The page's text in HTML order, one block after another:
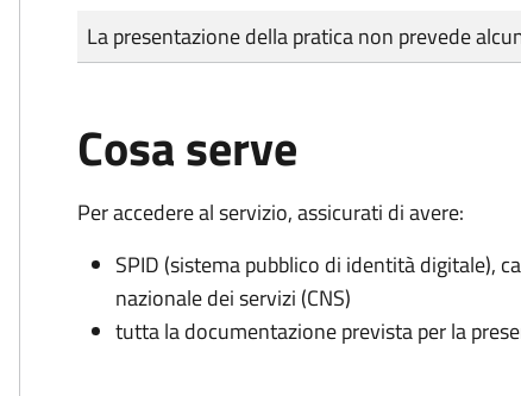
Tipo di pagamento
Importo
La presentazione della pratica non prevede
Cosa serve
Per accedere al servizio, assicurati di avere:
SPID (sistema pubblico di identità digitale),
nazionale dei servizi (CNS)
tutta la documentazione prevista per la